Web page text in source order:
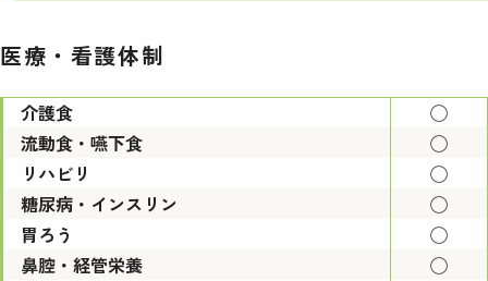
医療・看護体制
介護食
◯
流動食・嚥下食
◯
リハビリ
◯
糖尿病・インスリン
◯
胃ろう
◯
鼻腔・経管栄養
◯